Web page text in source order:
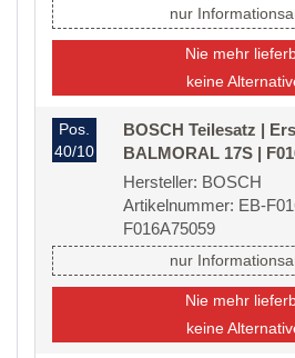
nur
Nie mehr
keine
Pos.
40/10
BOSCH Teilesatz |
BALMORAL 17S |
Hersteller: BOSCH
Artikelnummer: EB-
F016A75059
nur
Nie mehr
keine